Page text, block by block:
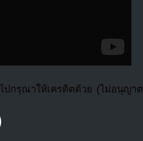
ปกรุณาให้เครดิตด้วย (ไม่อนุญาต